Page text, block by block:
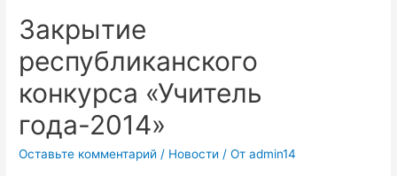
Закрытие
республиканского
конкурса «Учитель
года-2014»
Оставьте комментарий / Новости / От admin14